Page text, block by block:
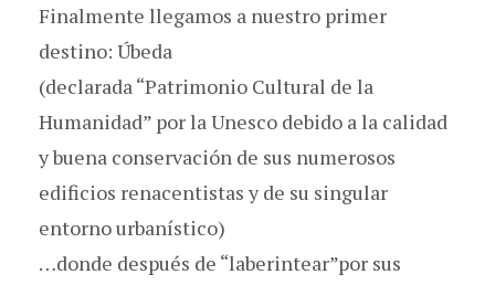
Finalmente llegamos a nuestro primer
destino: Úbeda
(declarada “Patrimonio Cultural de la
Humanidad” por la Unesco debido a la calidad
y buena conservación de sus numerosos
edificios renacentistas y de su singular
entorno urbanístico)
…donde después de “laberintear”por sus